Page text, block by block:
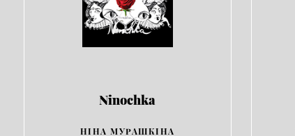
Ninochka
НІНА МУРАШКІНА